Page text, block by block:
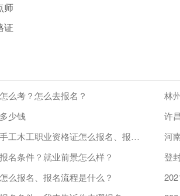
师
证
么考？怎么去报名？
少钱
许
焦作市我来告诉你手工木工职业资格证怎么报名、报名开始
河
名条件？就业前景怎么样？
登
么报名、报名流程是什么？